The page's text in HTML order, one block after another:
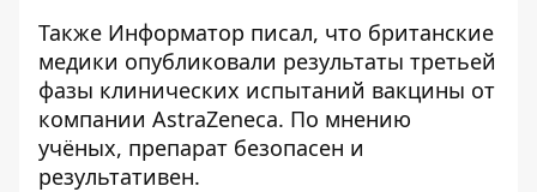
Также Информатор писал, что британские
медики опубликовали результаты третьей
фазы клинических испытаний вакцины от
компании AstraZeneca. По мнению
учёных, препарат безопасен и
результативен.